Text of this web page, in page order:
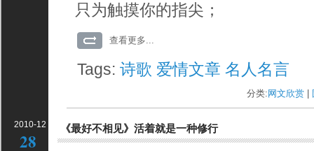
只为触摸你的指尖；
查看更多...
Tags:诗歌 爱情文章 名人名言
分类: 网文欣赏
2010-12
28
《最好不相见》活着就是一种修行